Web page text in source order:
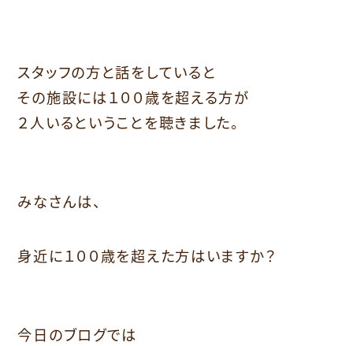
スタッフの方と話をしていると
その施設には１００歳を超える方が
２人いるということを聴きました。
みなさんは、
身近に１００歳を超えた方はいますか？
今日のブログでは